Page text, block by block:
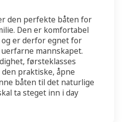
den perfekte båten for
Den er komfortabel
er derfor egnet for
mannskapet.
førsteklasses
praktiske, åpne
båten til det naturlige
ta steget inn i day